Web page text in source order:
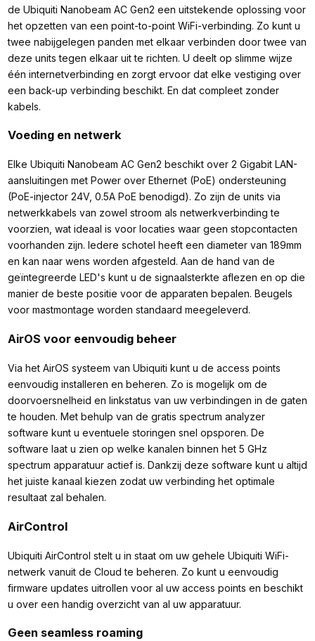
de Ubiquiti Nanobeam AC Gen2 een uitstekende oplossing voor
het opzetten van een point-to-point WiFi-verbinding. Zo kunt u
twee nabijgelegen panden met elkaar verbinden door twee van
deze units tegen elkaar uit te richten. U deelt op slimme wijze
één internetverbinding en zorgt ervoor dat elke vestiging over
een back-up verbinding beschikt. En dat compleet zonder
kabels.
Voeding en netwerk
Elke Ubiquiti Nanobeam AC Gen2 beschikt over 2 Gigabit LAN-
aansluitingen met Power over Ethernet (PoE) ondersteuning
(PoE-injector 24V, 0.5A PoE benodigd). Zo zijn de units via
netwerkkabels van zowel stroom als netwerkverbinding te
voorzien, wat ideaal is voor locaties waar geen stopcontacten
voorhanden zijn. Iedere schotel heeft een diameter van 189mm
en kan naar wens worden afgesteld. Aan de hand van de
geïntegreerde LED's kunt u de signaalsterkte aflezen en op die
manier de beste positie voor de apparaten bepalen. Beugels
voor mastmontage worden standaard meegeleverd.
AirOS voor eenvoudig beheer
Via het AirOS systeem van Ubiquiti kunt u de access points
eenvoudig installeren en beheren. Zo is mogelijk om de
doorvoersnelheid en linkstatus van uw verbindingen in de gaten
te houden. Met behulp van de gratis spectrum analyzer
software kunt u eventuele storingen snel opsporen. De
software laat u zien op welke kanalen binnen het 5 GHz
spectrum apparatuur actief is. Dankzij deze software kunt u altijd
het juiste kanaal kiezen zodat uw verbinding het optimale
resultaat zal behalen.
AirControl
Ubiquiti AirControl stelt u in staat om uw gehele Ubiquiti WiFi-
netwerk vanuit de Cloud te beheren. Zo kunt u eenvoudig
firmware updates uitrollen voor al uw access points en beschikt
u over een handig overzicht van al uw apparatuur.
Geen seamless roaming